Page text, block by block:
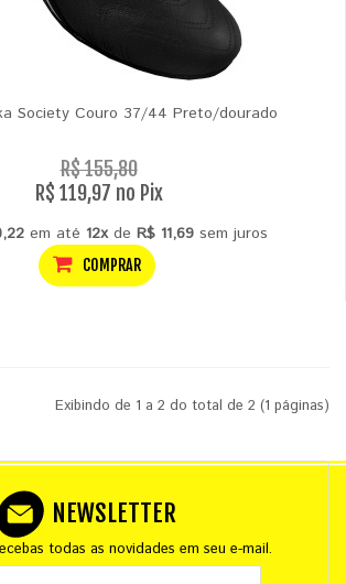
Society Couro 37/44 Preto/dourado
R$ 155,80
R$ 119,97 no Pix
em até 12xde R$ 11,69sem juros
COMPRAR
Exibindo de 1 a 2 do total de 2 (1 páginas)
NEWSLETTER
todas as novidades em seu e-mail.